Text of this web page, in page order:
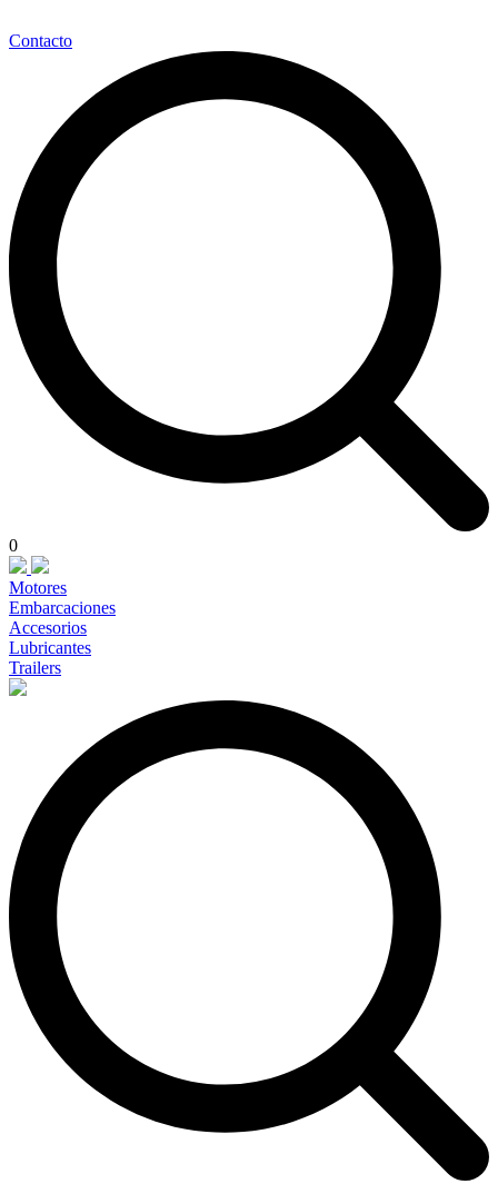
Contacto
0
Motores
Embarcaciones
Accesorios
Lubricantes
Trailers